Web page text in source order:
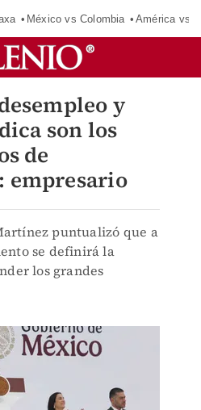
México vs Colombia América vs
y
son los
de
empresario
puntualizó que a
se definirá la
los grandes